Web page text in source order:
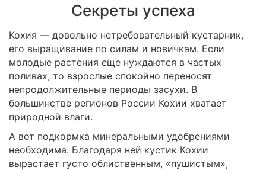
Секреты успеха
Кохия — довольно нетребовательный кустарник,
его выращивание по силам и новичкам. Если
молодые растения еще нуждаются в частых
поливах, то взрослые спокойно переносят
непродолжительные периоды засухи. В
большинстве регионов России Кохии хватает
природной влаги.
А вот подкормка минеральными удобрениями
необходима. Благодаря ней кустик Кохии
вырастает густо облиственным, «пушистым»,